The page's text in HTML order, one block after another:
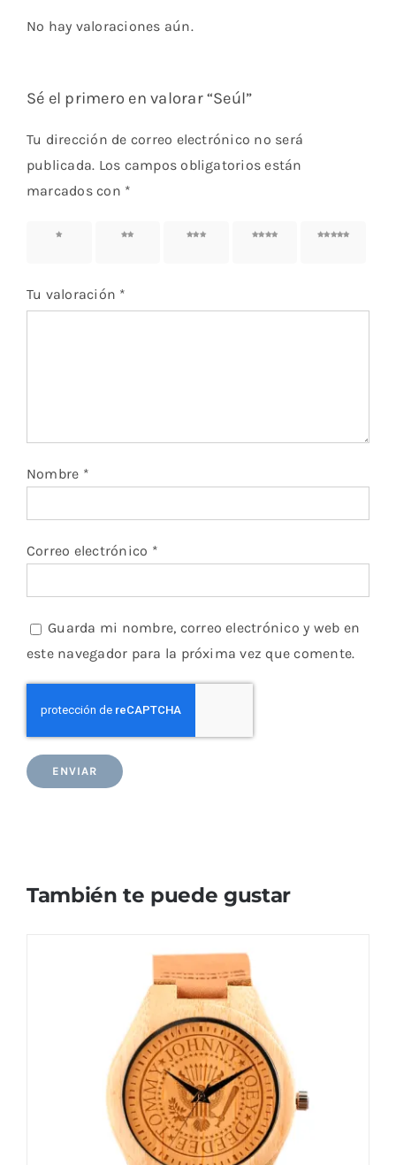
No hay valoraciones aún.
Sé el primero en valorar “Seúl”
Tu dirección de correo electrónico no será
publicada. Los campos obligatorios están
marcados con *
1 de 5
2 de 5
3 de 5
4 de 5
5 de 5
Tu valoración *
Nombre *
Correo electrónico *
Guarda mi nombre, correo electrónico y web en
este navegador para la próxima vez que comente.
También te puede gustar